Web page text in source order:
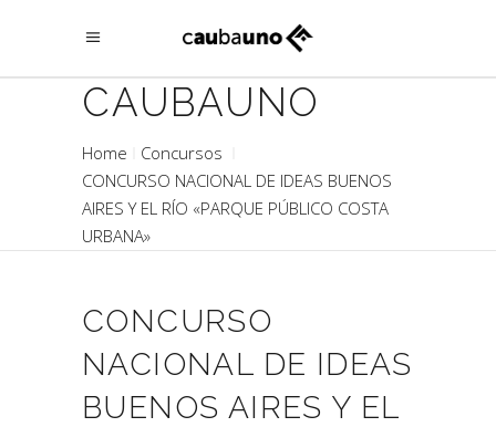
CAUBAUNO
Home
Concursos
CONCURSO NACIONAL DE IDEAS BUENOS
AIRES Y EL RÍO «PARQUE PÚBLICO COSTA
URBANA»
CONCURSO
NACIONAL DE IDEAS
BUENOS AIRES Y EL